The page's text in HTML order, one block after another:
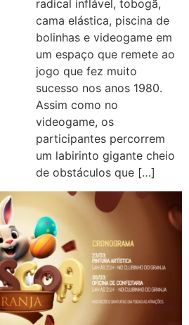
radical inflável, tobogã,
cama elástica, piscina de
bolinhas e videogame em
um espaço que remete ao
jogo que fez muito
sucesso nos anos 1980.
Assim como no
videogame, os
participantes percorrem
um labirinto gigante cheio
de obstáculos que […]